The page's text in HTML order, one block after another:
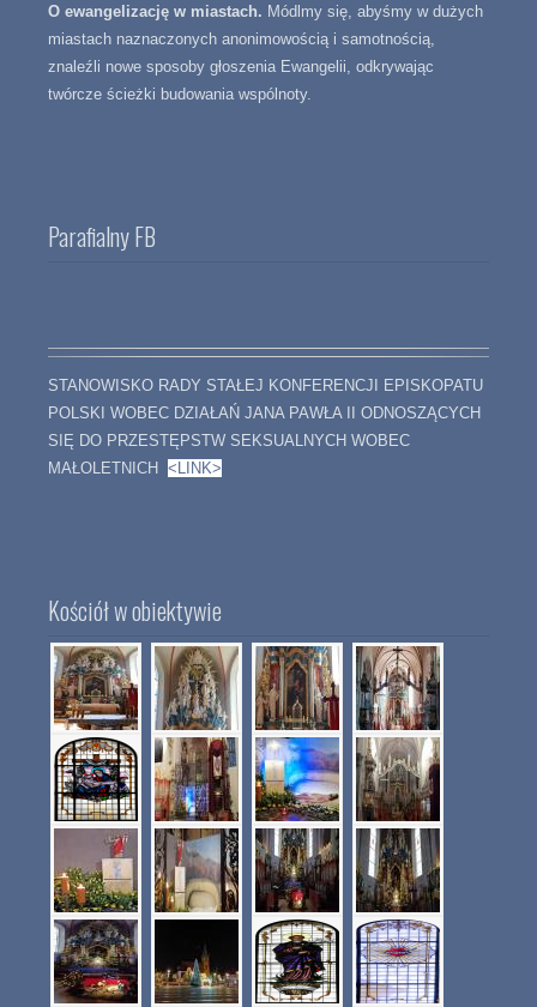
O ewangelizację w miastach. Módlmy się, abyśmy w dużych
miastach naznaczonych anonimowością i samotnością,
znaleźli nowe sposoby głoszenia Ewangelii, odkrywając
twórcze ścieżki budowania wspólnoty.
Parafialny FB
STANOWISKO RADY STAŁEJ KONFERENCJI EPISKOPATU
POLSKI WOBEC DZIAŁAŃ JANA PAWŁA II ODNOSZĄCYCH
SIĘ DO PRZESTĘPSTW SEKSUALNYCH WOBEC
MAŁOLETNICH
<LINK>
Kościół w obiektywie